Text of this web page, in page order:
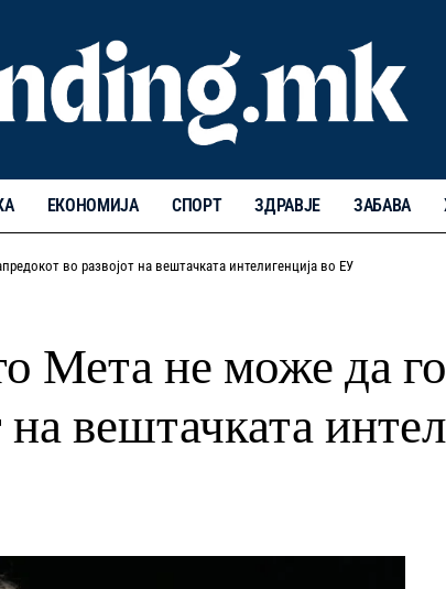
ЕКОНОМИЈА СПОРТ ЗДРАВЈЕ ЗАБАВА
во развојот на вештачката интелигенција во ЕУ
Мета не може да
на вештачката